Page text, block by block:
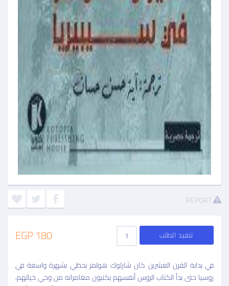
REPORT
180 EGP تنفيذ الطلب
في بداية القرن العشرين كان شارلوك هولمز يحظي بشهرة واسعة في
روسيا حتى بدأ الكتاب الروس أنفسهم يكتبون مغامراته من وحي خيالهم،